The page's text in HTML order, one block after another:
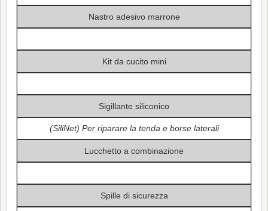
Nastro adesivo marrone
Kit da cucito mini
Sigillante siliconico
(SiliNet) Per riparare la tenda e borse laterali
Lucchetto a combinazione
Spille di sicurezza